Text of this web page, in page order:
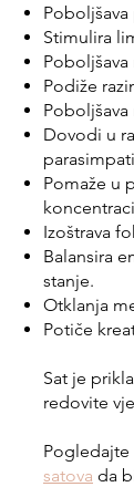
Stimulira
Podiže
Poboljšava
Dovodi u
Pomaže u
Izoštrava
Balansira
stanje.
Otklanja
Potiče
Sat je
redovite
Pogledajte
satova da